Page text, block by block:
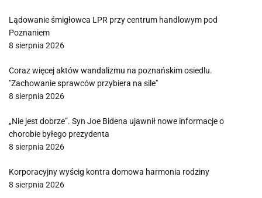
Lądowanie śmigłowca LPR przy centrum handlowym pod
Poznaniem
8 sierpnia 2026
Coraz więcej aktów wandalizmu na poznańskim osiedlu.
"Zachowanie sprawców przybiera na sile"
8 sierpnia 2026
„Nie jest dobrze”. Syn Joe Bidena ujawnił nowe informacje o
chorobie byłego prezydenta
8 sierpnia 2026
Korporacyjny wyścig kontra domowa harmonia rodziny
8 sierpnia 2026